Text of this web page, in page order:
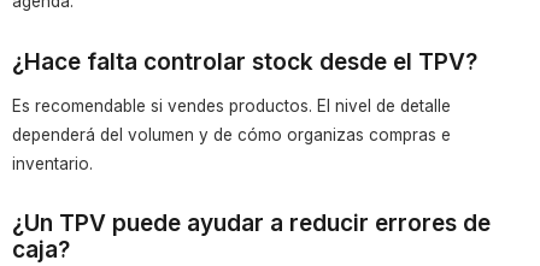
¿Hace falta controlar stock desde el TPV?
Es recomendable si vendes productos. El nivel de detalle
dependerá del volumen y de cómo organizas compras e
inventario.
¿Un TPV puede ayudar a reducir errores de
caja?